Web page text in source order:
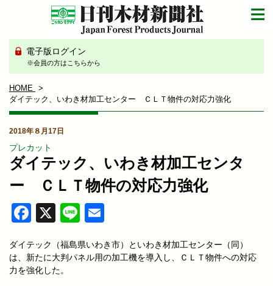
電子版ログイン
※会員の方はこちらから
HOME
ダイテック、いわき材加工センター ＣＬＴ物件の対応力強化
2018年８月17日
プレカット
ダイテック、いわき材加工センタ
ー ＣＬＴ物件の対応力強化
Facebook
X Line
ダイテック（福島県いわき市）といわき材加工センター（同）
は、新たに大判パネル用の加工機を導入し、ＣＬＴ物件への対応
力を強化した。